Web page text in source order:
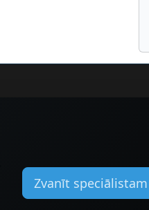
Zvanīt speciālistam